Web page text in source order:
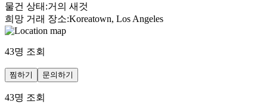
물건 상태 :거의 새것
희망 거래 장소:Koreatown, Los Angeles
43명 조회
찜하기 문의하기
43명 조회